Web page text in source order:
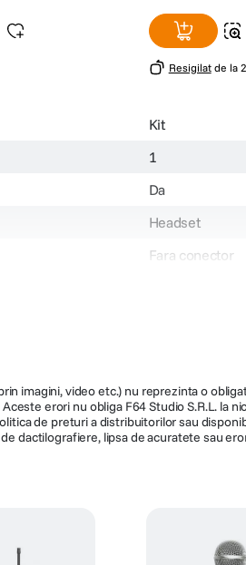
Resigilat de la
Kit
1
Da
Headset
Fara conector
UHF
Body pack
imagini, video etc.) nu reprezinta o
erori nu obliga F64 Studio S.R.L.
de preturi a distribuitorilor sau
dactilografiere, lipsa de acuratete sau